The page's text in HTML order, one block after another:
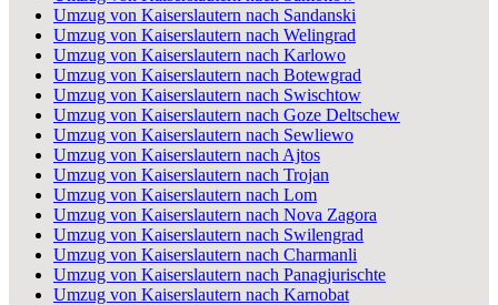
Umzug von Kaiserslautern nach Sandanski
Umzug von Kaiserslautern nach Welingrad
Umzug von Kaiserslautern nach Karlowo
Umzug von Kaiserslautern nach Botewgrad
Umzug von Kaiserslautern nach Swischtow
Umzug von Kaiserslautern nach Goze Deltschew
Umzug von Kaiserslautern nach Sewliewo
Umzug von Kaiserslautern nach Ajtos
Umzug von Kaiserslautern nach Trojan
Umzug von Kaiserslautern nach Lom
Umzug von Kaiserslautern nach Nova Zagora
Umzug von Kaiserslautern nach Swilengrad
Umzug von Kaiserslautern nach Charmanli
Umzug von Kaiserslautern nach Panagjurischte
Umzug von Kaiserslautern nach Karnobat